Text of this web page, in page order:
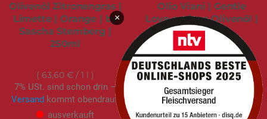
Olivenöl Zitronengras |
Limette | Orange | by
Sascha Stemberg |
250ml
63,60 € / 1 l
7% USt. sind schon drin –
Versandkommt obendrauf.
ausverkauft
Olio Viani | Gentle
Love natives Olivenöl |
500ml
16,90 €
33,80 €/ 1 l
7% USt. sind schon drin –
Versandkommt obendrauf.
sofort verfügbar
×